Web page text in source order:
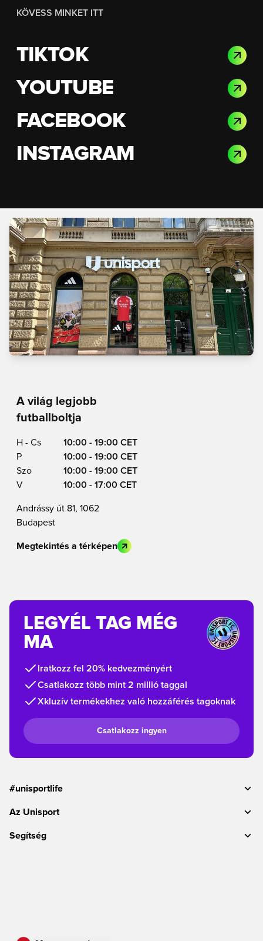
KÖVESS MINKET ITT
TIKTOK
YOUTUBE
FACEBOOK
INSTAGRAM
A világ legjobb
futballboltja
H - Cs
10:00 - 19:00 CET
P
10:00 - 19:00 CET
Szo
10:00 - 19:00 CET
V
10:00 - 17:00 CET
Andrássy út 81, 1062
Budapest
Megtekintés a térképen
LEGYÉL TAG MÉG
MA
Iratkozz fel 20% kedvezményért
Csatlakozz több mint 2 millió taggal
Xkluzív termékekhez való hozzáférés tagoknak
Csatlakozz ingyen
#unisportlife
Az Unisport
Segítség